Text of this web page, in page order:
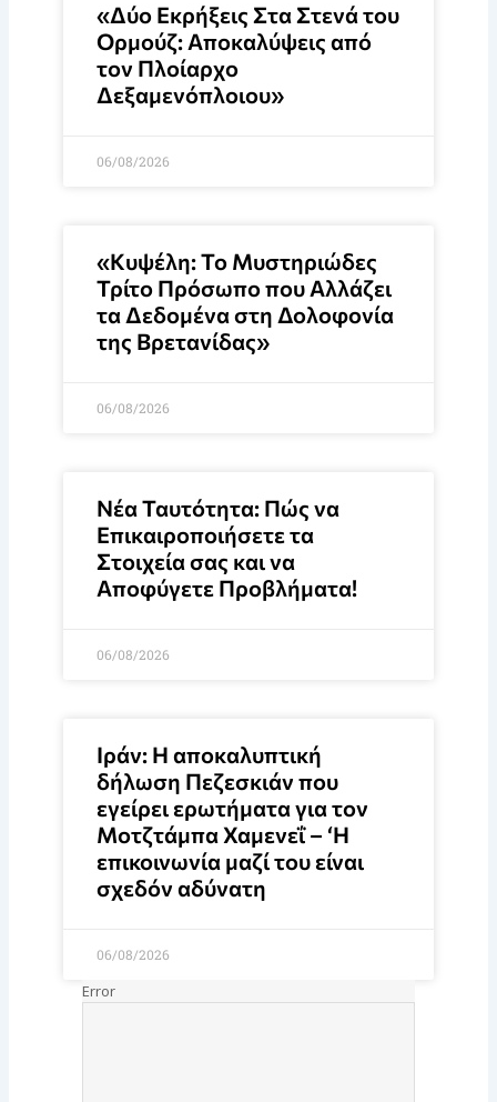
«Δύο Εκρήξεις Στα Στενά του
Ορμούζ: Αποκαλύψεις από
τον Πλοίαρχο
Δεξαμενόπλοιου»
06/08/2026
«Κυψέλη: Το Μυστηριώδες
Τρίτο Πρόσωπο που Αλλάζει
τα Δεδομένα στη Δολοφονία
της Βρετανίδας»
06/08/2026
Νέα Ταυτότητα: Πώς να
Επικαιροποιήσετε τα
Στοιχεία σας και να
Αποφύγετε Προβλήματα!
06/08/2026
Ιράν: Η αποκαλυπτική
δήλωση Πεζεσκιάν που
εγείρει ερωτήματα για τον
Μοτζτάμπα Χαμενεΐ – ‘Η
επικοινωνία μαζί του είναι
σχεδόν αδύνατη
06/08/2026